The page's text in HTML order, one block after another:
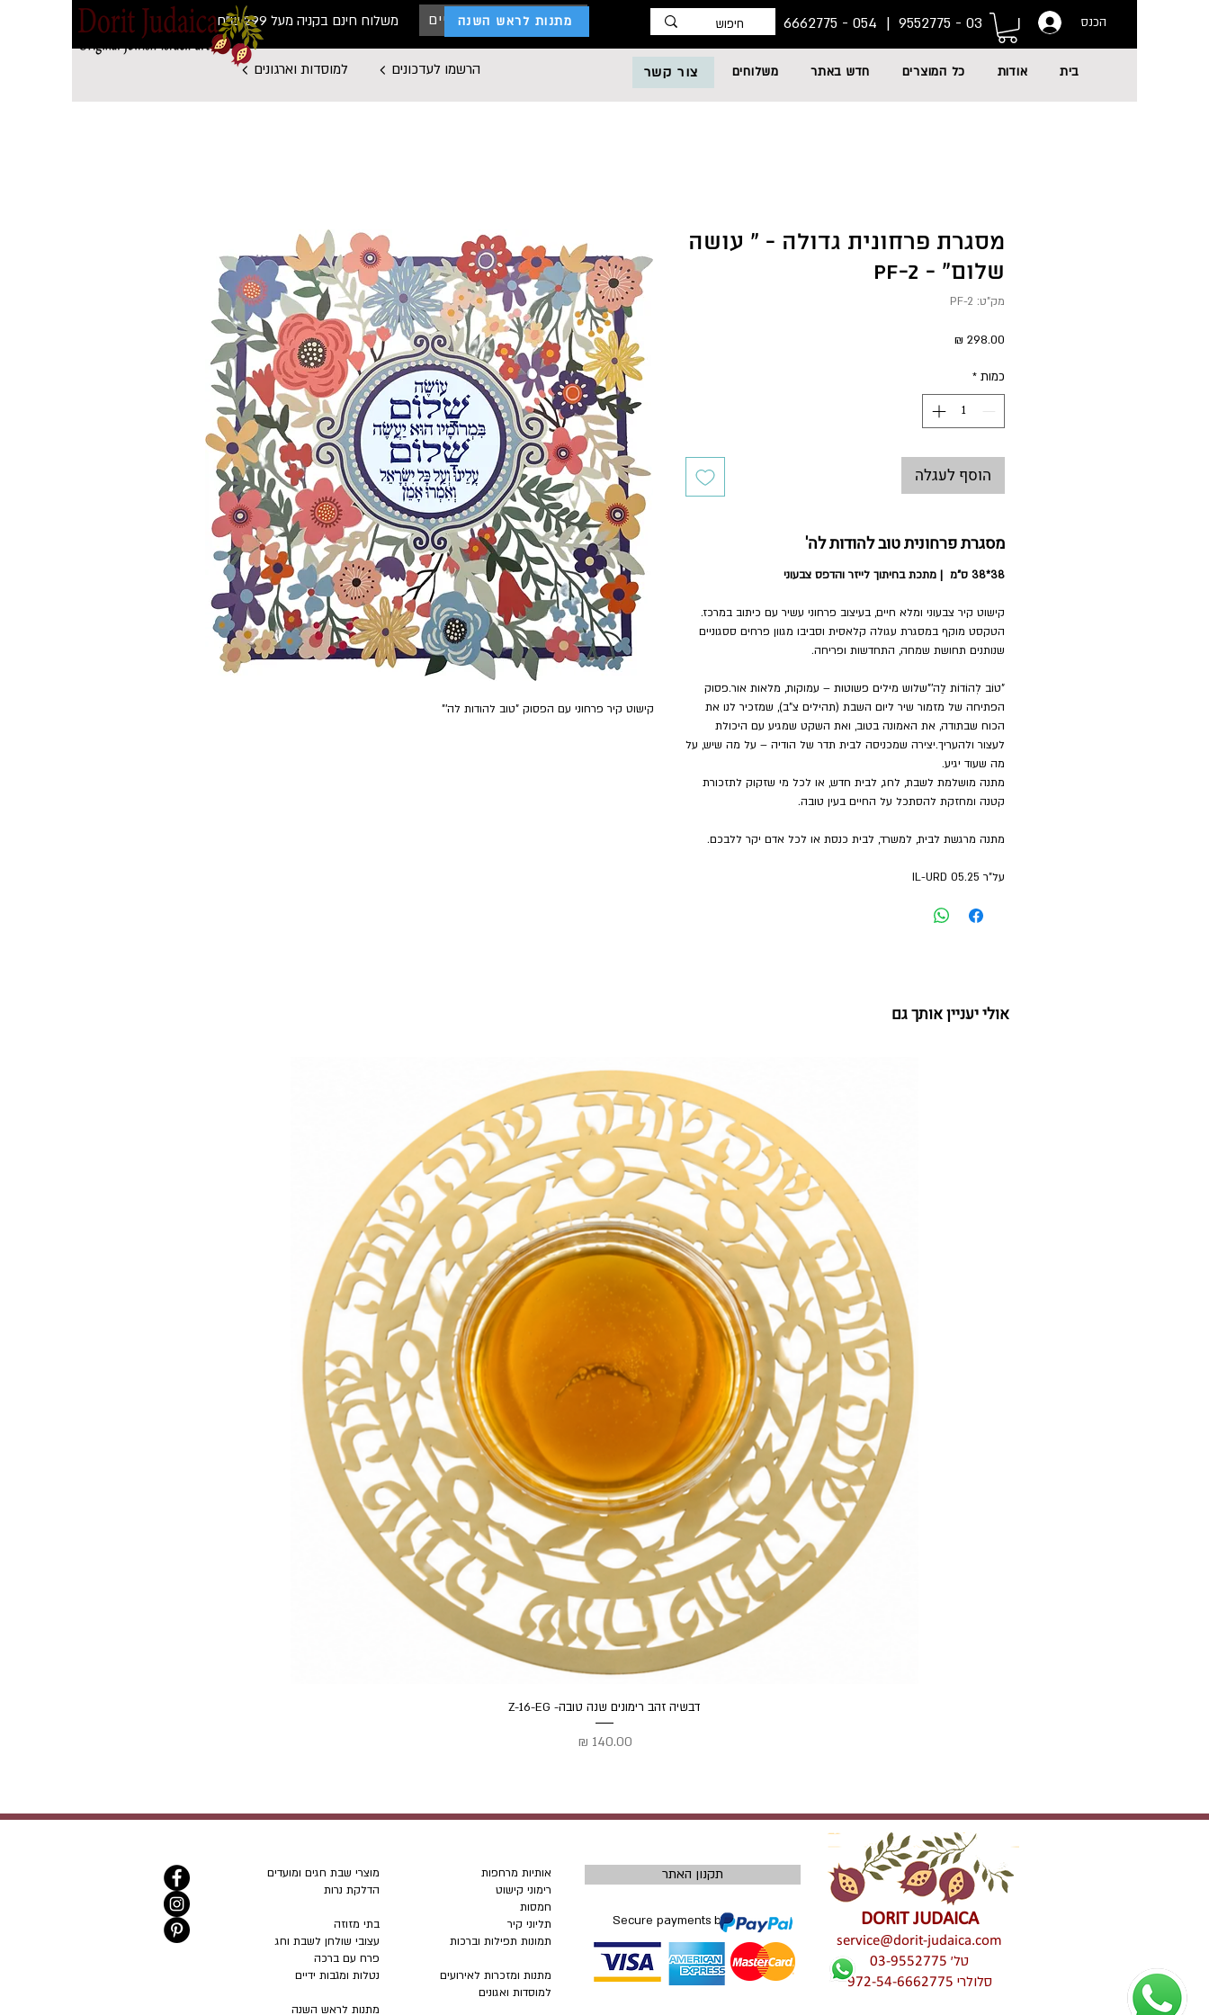
כניסת לקוחות עסקיים משלוח חינם בקניה מעל 299 ש"ח הכנס 03 - 9552775 | מתנות לראש השנה
הרשמו לעדכונים למוסדות וארגונים בית אודות כל המוצרים חדש באתר משלוחים צור קשר
קישוט קיר פרחוני עם הפסוק "טוב להודות לה'"
מסגרת פרחונית גדולה - " עושה
שלום" - PF-2
מק"ט: PF-2
מחיר
כמות *
הוסף לעגלה
מסגרת פרחונית טוב להודות לה'
38*38 ס"מ | מתכת בחיתוך לייזר והדפס צבעוני
קישוט קיר צבעוני ומלא חיים, בעיצוב פרחוני עשיר עם כיתוב במרכז.
הטקסט מוקף במסגרת עגולה קלאסית וסביבו מגוון פרחים ססגוניים
שנותנים תחושת שמחה, התחדשות ופריחה.
"טוֹב לְהוֹדוֹת לַה'"שלוש מילים פשוטות – עמוקות, מלאות אור.פסוק
הפתיחה של מזמור שיר ליום השבת (תהילים צ"ב), שמזכיר לנו את
הכוח שבתודה, את האמונה בטוב, ואת השקט שמגיע עם היכולת
לעצור ולהעריך.יצירה שמכניסה לבית תדר של הודיה – על מה שיש, על
מה שעוד יגיע.
מתנה מושלמת לשבת, לחג, לבית חדש, או לכל מי שזקוק לתזכורת
קטנה ומחזקת להסתכל על החיים בעין טובה.
מתנה מרגשת לבית, למשרד, לבית כנסת או לכל אדם יקר ללבכם.
על"ר 05.25 IL-URD
אולי יעניין אותך גם
תצוגה מהירה
דבשיה זהב רימונים שנה טובה- Z-16-EG
מחיר
DORIT JUDAICA
service@dorit-judaica.com
טל' 03-9552775
סלולרי 972-54-6662775
תקנון האתר
Secure payments by
אותיות מרחפות
רימוני קישוט
חמסות
תליוני קיר
תמונות תפילות וברכות
מתנות ומזכרות לאירועים
למוסדות ואגונים
מוצרי שבת חגים ומועדים
הדלקת נרות
בתי מזוזה
עצובי שולחן לשבת וחג
פרח עם ברכה
נטלות ומגבות ידיים
מתנות לראש השנה